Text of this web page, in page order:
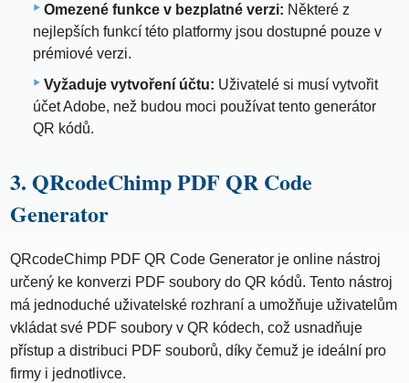
Omezené funkce v bezplatné verzi: Některé z
nejlepších funkcí této platformy jsou dostupné pouze v
prémiové verzi.
Vyžaduje vytvoření účtu: Uživatelé si musí vytvořit
účet Adobe, než budou moci používat tento generátor
QR kódů.
3. QRcodeChimp PDF QR Code
Generator
QRcodeChimp PDF QR Code Generator je online nástroj
určený ke konverzi PDF soubory do QR kódů. Tento nástroj
má jednoduché uživatelské rozhraní a umožňuje uživatelům
vkládat své PDF soubory v QR kódech, což usnadňuje
přístup a distribuci PDF souborů, díky čemuž je ideální pro
firmy i jednotlivce.